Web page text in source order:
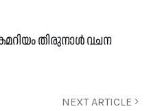
തിരുനാൾ വചന
NEXT ARTICLE